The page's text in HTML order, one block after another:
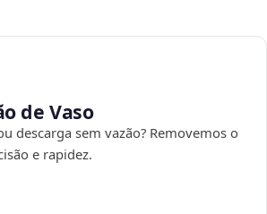
de Vaso
descarga sem vazão? Removemos o
e rapidez.